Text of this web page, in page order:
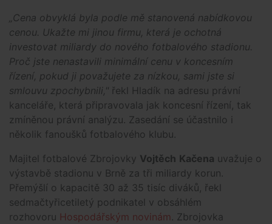
„Cena obvyklá byla podle mě stanovená nabídkovou
cenou. Ukažte mi jinou firmu, která je ochotná
investovat miliardy do nového fotbalového stadionu.
Proč jste nenastavili minimální cenu v koncesním
řízení, pokud ji považujete za nízkou, sami jste si
smlouvu zpochybnili," řekl Hladík na adresu právní
kanceláře, která připravovala jak koncesní řízení, tak
zmíněnou právní analýzu. Zasedání se účastnilo i
několik fanoušků fotbalového klubu.
Majitel fotbalové Zbrojovky Vojtěch Kačena uvažuje o
výstavbě stadionu v Brně za tři miliardy korun.
Přemýšlí o kapacitě 30 až 35 tisíc diváků, řekl
sedmačtyřicetiletý podnikatel v obsáhlém
rozhovoru Hospodářským novinám . Zbrojovka